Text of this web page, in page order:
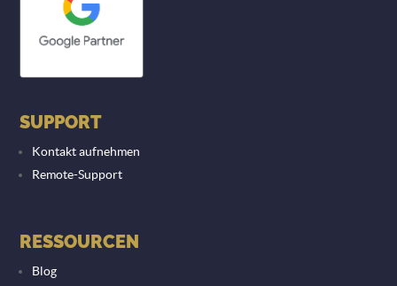
SUPPORT
Kontakt aufnehmen
Remote-Support
RESSOURCEN
Blog